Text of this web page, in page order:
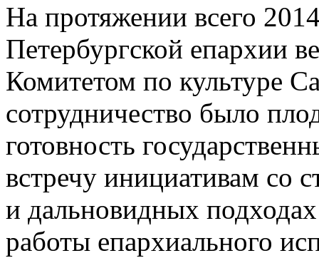
На протяжении всего
Петербургской епархии
Комитетом по культуре
сотрудничество было
готовность
встречу инициативам со
и дальновидных
работы епархиального